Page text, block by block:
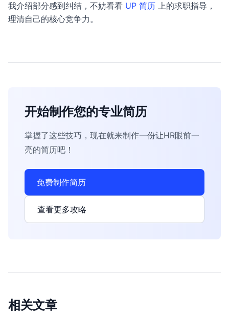
我介绍部分感到纠结，不妨看看 UP 简历 上的求职指导，
理清自己的核心竞争力。
开始制作您的专业简历
掌握了这些技巧，现在就来制作一份让HR眼前一
亮的简历吧！
免费制作简历
查看更多攻略
相关文章